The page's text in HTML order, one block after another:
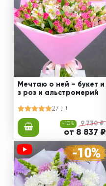
Мечтаю о ней – букет и
з роз и альстромерий
27
-10% 9 730 ₽
от 8 837 ₽